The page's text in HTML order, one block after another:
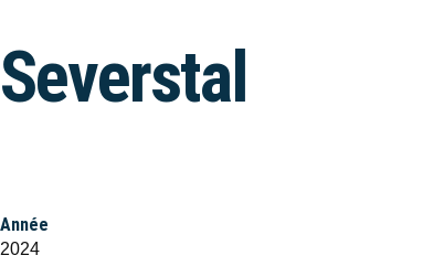
Severstal
Année
2024